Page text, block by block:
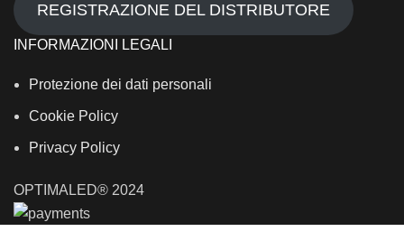
REGISTRAZIONE DEL DISTRIBUTORE
INFORMAZIONI LEGALI
Protezione dei dati personali
Cookie Policy
Privacy Policy
OPTIMALED® 2024